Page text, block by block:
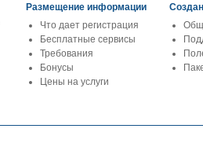
Размещение информации
Что дает регистрация
Бесплатные сервисы
Требования
Бонусы
Цены на услуги